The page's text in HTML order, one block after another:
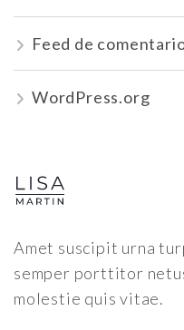
Feed de
WordPress.org
Amet suscipit urna
semper porttitor
molestie quis vitae.